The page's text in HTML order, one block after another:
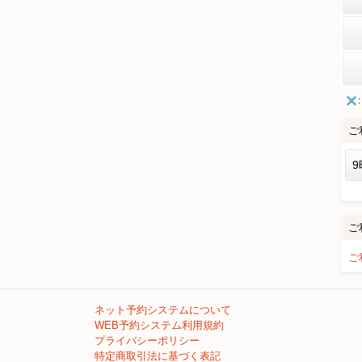
ご
9
ご
ご
ネット予約システムについて
WEB予約システム利用規約
プライバシーポリシー
特定商取引法に基づく表記